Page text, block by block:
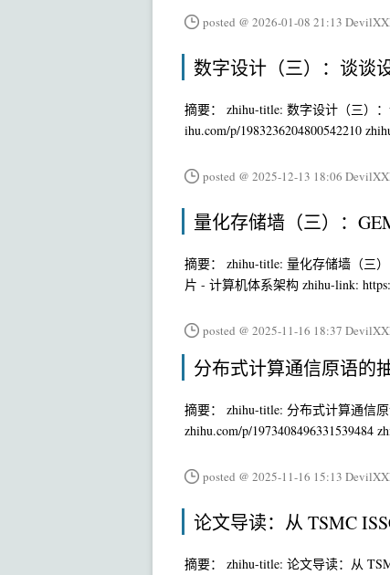
posted @ 2026-01-08 21:13
数字设计（三）：谈谈
摘要： zhihu-title: 数字设计（三）
ihu.com/p/1983236204800542210
posted @ 2025-12-13 18:06
量化存储墙（三）：
摘要： zhihu-title: 量化存储墙（三
片 - 计算机体系架构 zhihu-link:
posted @ 2025-11-16 18:37
分布式计算通信原语的
摘要： zhihu-title: 分布式计算通信
zhihu.com/p/1973408496331539484
posted @ 2025-11-16 15:13
论文导读：从 TSMC
摘要： zhihu-title: 论文导读：从